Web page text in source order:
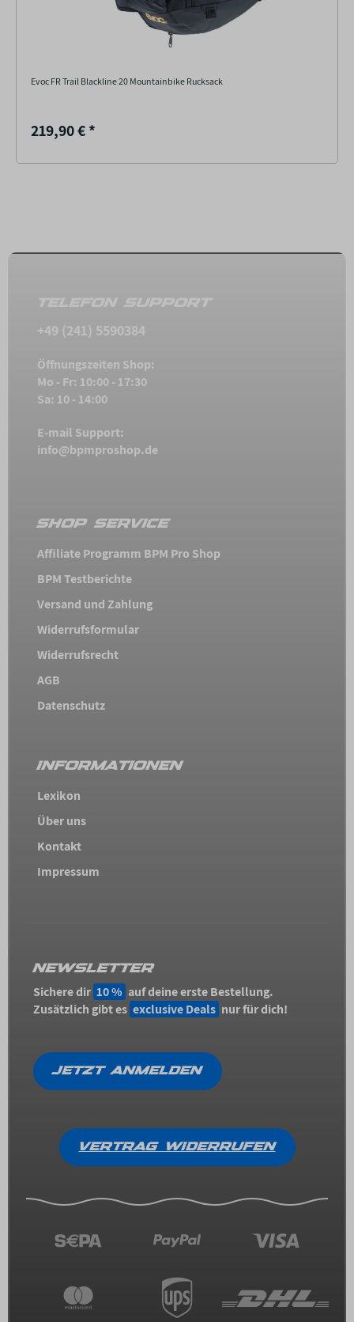
Evoc FR Trail Blackline 20 Mountainbike Rucksack
219,90 €*
TELEFON SUPPORT
+49 (241) 5590384
Öffnungszeiten Shop:
Mo - Fr: 10:00 - 17:30
Sa: 10 - 14:00
E-mail Support:
info@bpmproshop.de
SHOP SERVICE
Affiliate Programm BPM Pro Shop
BPM Testberichte
Versand und Zahlung
Widerrufsformular
Widerrufsrecht
AGB
Datenschutz
INFORMATIONEN
Lexikon
Über uns
Kontakt
Impressum
NEWSLETTER
Sichere dir 10 % auf deine erste Bestellung.
Zusätzlich gibt es exclusive Deals nur für dich!
JETZT ANMELDEN
VERTRAG WIDERRUFEN